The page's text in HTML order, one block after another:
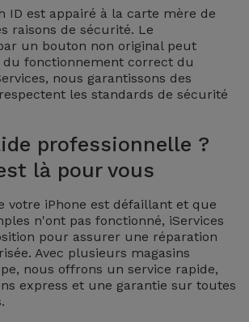
ID est appairé à la carte mère de
raisons de sécurité. Le
un bouton non original peut
fonctionnement correct du
nous garantissons des
les standards de sécurité
professionnelle ?
là pour vous
votre iPhone est défaillant et que
n'ont pas fonctionné, iServices
pour assurer une réparation
Avec plusieurs magasins
nous offrons un service rapide,
express et une garantie sur toutes